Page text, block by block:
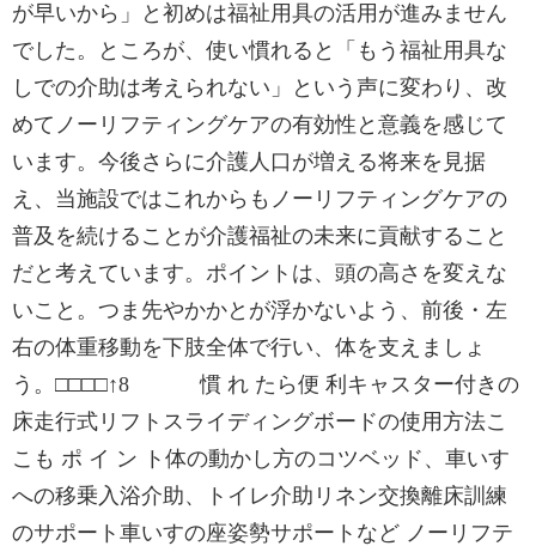
が早いから」と初めは福祉用具の活用が進みません
でした。ところが、使い慣れると「もう福祉用具な
しでの介助は考えられない」という声に変わり、改
めてノーリフティングケアの有効性と意義を感じて
います。今後さらに介護人口が増える将来を見据
え、当施設ではこれからもノーリフティングケアの
普及を続けることが介護福祉の未来に貢献すること
だと考えています。ポイントは、頭の高さを変えな
いこと。つま先やかかとが浮かないよう、前後・左
右の体重移動を下肢全体で行い、体を支えましょ
う。□□□□↑8 慣 れ たら便 利キャスター付きの
床走行式リフトスライディングボードの使用方法こ
こも ポ イ ン ト体の動かし方のコツベッド、車いす
への移乗入浴介助、トイレ介助リネン交換離床訓練
のサポート車いすの座姿勢サポートなど ノーリフテ